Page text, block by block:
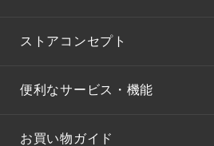
ストアコンセプト
便利なサービス・機能
お買い物ガイド